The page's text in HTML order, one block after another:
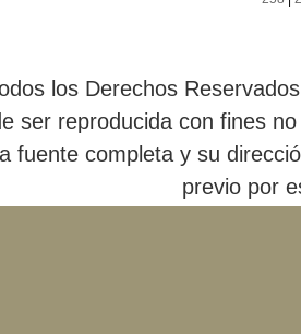
los Derechos
ser reproducida con fines
fuente completa y su
previo por